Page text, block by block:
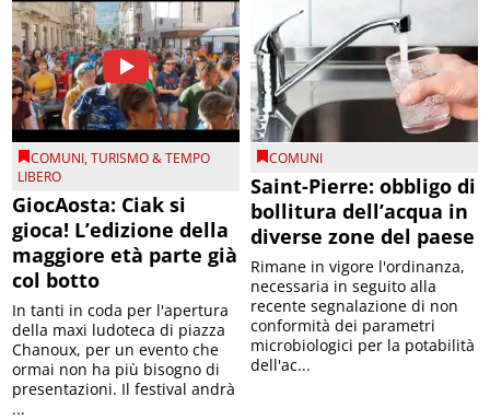
COMUNI,TURISMO & TEMPO
LIBERO
GiocAosta: Ciak si
gioca! L’edizione della
maggiore età parte già
col botto
In tanti in coda per l'apertura
della maxi ludoteca di piazza
Chanoux, per un evento che
ormai non ha più bisogno di
presentazioni. Il festival andrà
...
COMUNI
Saint-Pierre: obbligo di
bollitura dell’acqua in
diverse zone del paese
Rimane in vigore l'ordinanza,
necessaria in seguito alla
recente segnalazione di non
conformità dei parametri
microbiologici per la potabilità
dell'ac...